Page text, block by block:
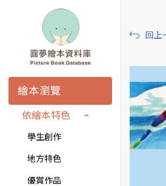
繪本瀏覽
依繪本特色
學生創作
地方特色
優賞作品
回上